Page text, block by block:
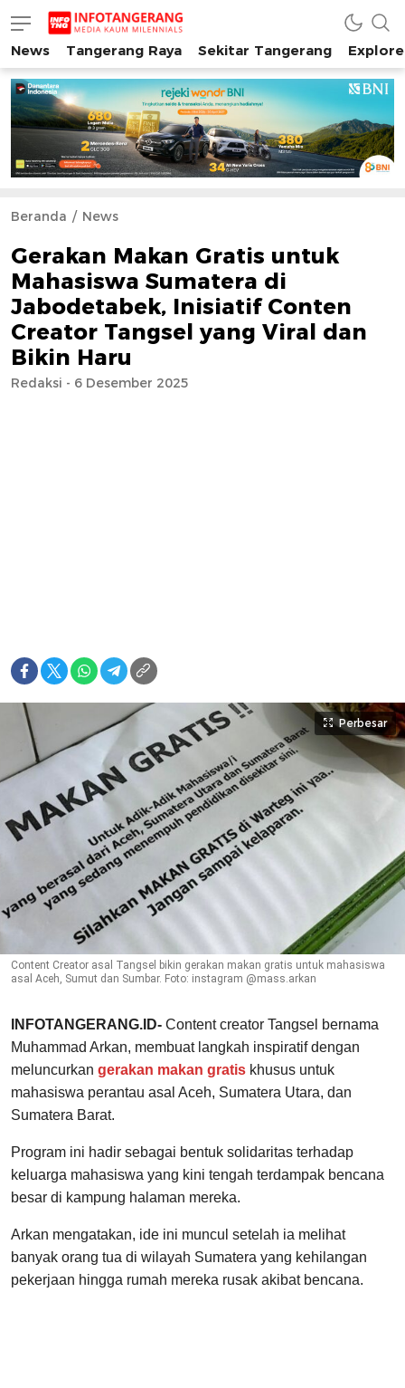
INFO TANGERANG
Media Kaum Millenials Tangerang Raya
News Tangerang Raya Sekitar Tangerang
Beranda News
Gerakan Makan Gratis untuk
Mahasiswa Sumatera di
Jabodetabek, Inisiatif Conten
Creator Tangsel yang Viral dan
Bikin Haru
Redaksi - 6 Desember 2025
Perbesar
Content Creator asal Tangsel bikin gerakan makan gratis untuk mahasiswa
asal Aceh, Sumut dan Sumbar. Foto: instagram @mass.arkan
INFOTANGERANG.ID- Content creator Tangsel bernama
Muhammad Arkan, membuat langkah inspiratif dengan
meluncurkan gerakan makan gratis khusus untuk
mahasiswa perantau asal Aceh, Sumatera Utara, dan
Sumatera Barat.
Program ini hadir sebagai bentuk solidaritas terhadap
keluarga mahasiswa yang kini tengah terdampak bencana
besar di kampung halaman mereka.
Arkan mengatakan, ide ini muncul setelah ia melihat
banyak orang tua di wilayah Sumatera yang kehilangan
pekerjaan hingga rumah mereka rusak akibat bencana.